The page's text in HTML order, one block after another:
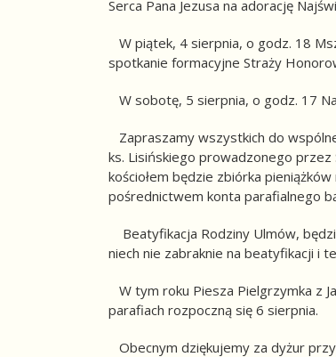
Serca Pana Jezusa na adorację
W piątek, 4 sierpnia, o godz. 18
spotkanie formacyjne Straży
W sobotę, 5 sierpnia, o godz. 17
Zapraszamy wszystkich do
ks. Lisińskiego prowadzonego przez
kościołem będzie zbiórka
pośrednictwem konta parafialnego
Beatyfikacja Rodziny Ulmów,
niech nie zabraknie na beatyfikacji i
W tym roku Piesza Pielgrzymka z
parafiach rozpoczną się 6 sierpnia.
Obecnym dziękujemy za dyżur